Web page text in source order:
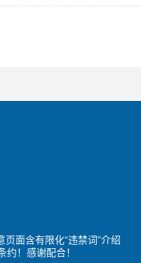
面含有限化“违禁词”介绍
！感谢配合！